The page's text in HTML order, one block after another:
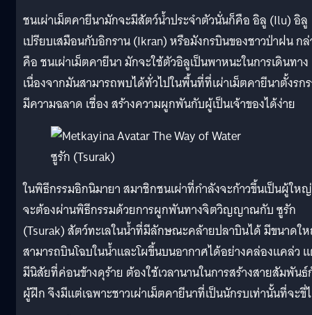
ชนเผ่าเม็ตคายีนามักจะมีสัตว์น้ำประจำตัวนั่นก็คือ อิลู (Ilu) อิลู
เปรียบเสมือนกับอิกราน (Ikran) หรือมังกรบินของชาวป่าฝน กล่
คือ ชนเผ่าเม็ตคายีนา มักจะใช้ตัวอิลูเป็นพาหนะในการเดินทาง
เนื่องจากมันสามารถพบได้ทั่วไปในพื้นที่ที่เผ่าเม็ตคายีนาตั้งรก
มีความฉลาด เชื่อง สร้างความผูกพันกับผู้เป็นเจ้าของได้ง่าย
ซูรัก (Tsurak)
ในพิธีกรรมอิกนิมายา สมาชิกชนเผ่าที่กำลังจะก้าวขึ้นเป็นผู้ใหญ่
จะต้องผ่านพิธีกรรมด้วยการผูกพันทางจิตวิญญาณกับ ซูรัก
(Tsurak) สัตว์ทะเลในน้ำที่มีลักษณะคล้ายปลาบินได้ มีขนาดใ
สามารถบินโฉบในน้ำและโผขึ้นบนอากาศได้อย่างคล่องแคล่ว
มีนิสัยที่ค่อนข้างดุร้าย ต้องใช้เวลานานในการสร้างสายสัมพัน
ผู้ฝึก จึงมีแต่เฉพาะชาวเผ่าเม็ตคายีนาที่เป็นนักรบเท่านั้นที่จะขี่